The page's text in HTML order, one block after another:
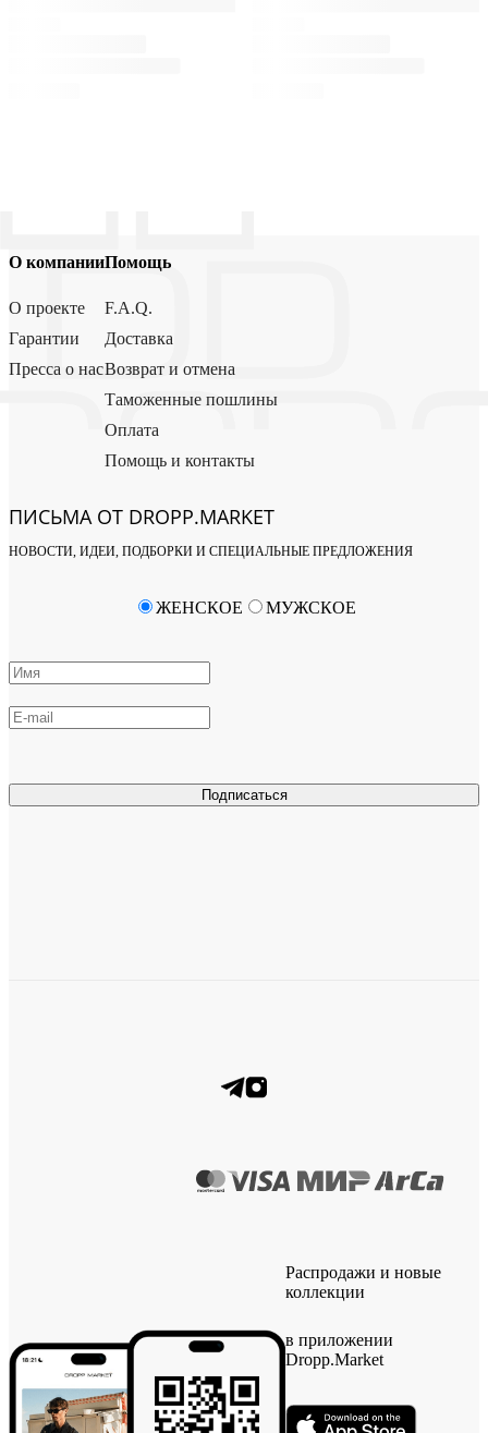
О компании
О проекте
Гарантии
Пресса о нас
Помощь
F.A.Q.
Доставка
Возврат и отмена
Таможенные пошлины
Оплата
Помощь и контакты
ПИСЬМА ОТ DROPP.MARKET
НОВОСТИ, ИДЕИ, ПОДБОРКИ И СПЕЦИАЛЬНЫЕ ПРЕДЛОЖЕНИЯ
Подписаться
ЖЕНСКОЕ МУЖСКОЕ
Распродажи и новые
коллекции
в приложении
Dropp.Market